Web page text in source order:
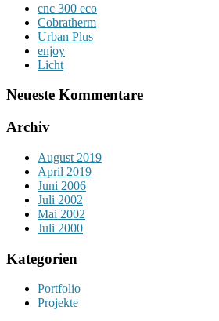
cnc 300 eco
Cobratherm
Urban Plus
enjoy
Licht
Neueste Kommentare
Archiv
August 2019
April 2019
Juni 2006
Juli 2002
Mai 2002
Juli 2000
Kategorien
Portfolio
Projekte